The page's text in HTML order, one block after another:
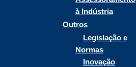
à Indústria
Outros
Legislação e
Normas
Inovação